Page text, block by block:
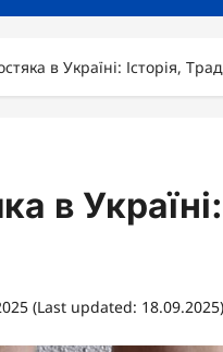
в Україні: Історія,
в Україні:
(Last updated: 18.09.2025)